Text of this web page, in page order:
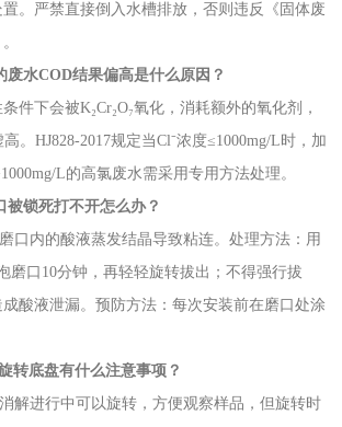
。严禁直接倒入水槽排放，否则违反《固体废
废水COD结果偏高是什么原因？
件下会被K₂Cr₂O₇氧化，消耗额外的氧化剂，
。HJ828-2017规定当Cl⁻浓度≤1000mg/L时，加
L的高氯废水需采用专用方法处理。
被锁死打不开怎么办？
口内的酸液蒸发结晶导致粘连。处理方法：用
磨口10分钟，再轻轻旋转拔出；不得强行拔
酸液泄漏。预防方法：每次安装前在磨口处涂
转底盘有什么注意事项？
解进行中可以旋转，方便观察样品，但旋转时